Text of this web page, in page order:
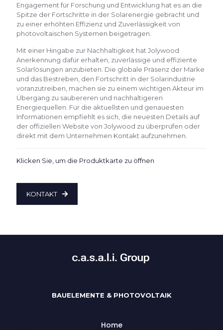
Engagement für Forschung und Entwicklung hat es an die
Spitze der Fortschritte in der Solarenergie gebracht und
zu einer erhöhten Effizienz und Zuverlässigkeit von
photovoltaischen Systemen beigetragen.
Mit einer Hingabe zur Nachhaltigkeit hat Jolywood
Anerkennung dafür erhalten, zuverlässige und effiziente
Solarlösungen anzubieten. Die globale Präsenz der Marke
und das Bestreben, den Fortschritt in der Solarindustrie
voranzutreiben, machen sie zu einem wichtigen Akteur im
Übergang zu saubereren und nachhaltigeren
Energiequellen. Für die aktuellsten und genauesten
Informationen empfiehlt es sich, die neuesten Details auf
der offiziellen Website von Jolywood zu überprüfen oder
direkt mit dem Unternehmen Kontakt aufzunehmen.
Klicken Sie, um die Produktkarte zu öffnen
KONTAKT
BAUELEMENTE & PHOTOVOLTAIK
Home